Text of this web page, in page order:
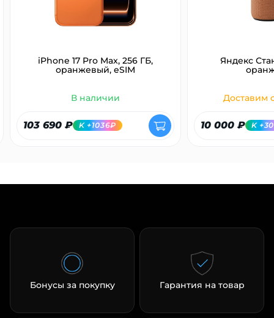
iPhone 17 Pro Max, 256 ГБ,
оранжевый, eSIM
В наличии
103 690 ₽ K +1036₽
Яндекс
Доставим
10 000 ₽ K
Бонусы за покупку Гарантия на товар